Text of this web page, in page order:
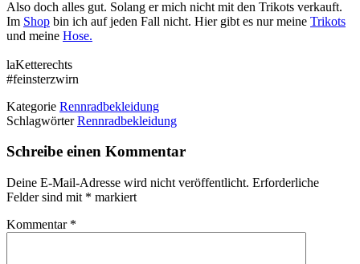
Also doch alles gut. Solang er mich nicht mit den Trikots verkauft.
Im Shop bin ich auf jeden Fall nicht. Hier gibt es nur meine Trikots
und meine Hose.
laKetterechts
#feinsterzwirn
Kategorie Rennradbekleidung
SchlagwörterRennradbekleidung
Schreibe einen Kommentar
Deine E-Mail-Adresse wird nicht veröffentlicht. Erforderliche
Felder sind mit * markiert
Kommentar *